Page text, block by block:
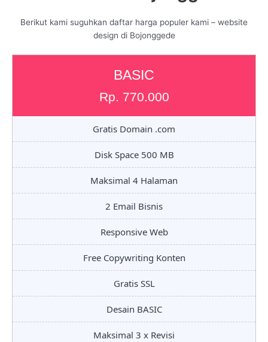
Berikut kami suguhkan daftar harga populer kami – website
design di Bojonggede
BASIC
Rp. 770.000
Gratis Domain .com
Disk Space 500 MB
Maksimal 4 Halaman
2 Email Bisnis
Responsive Web
Free Copywriting Konten
Gratis SSL
Desain BASIC
Maksimal 3 x Revisi